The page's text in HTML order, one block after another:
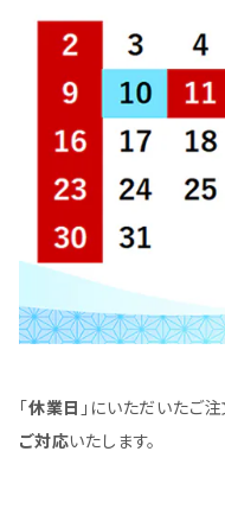
「休業日 」にいただいたご
ご対応いたします。